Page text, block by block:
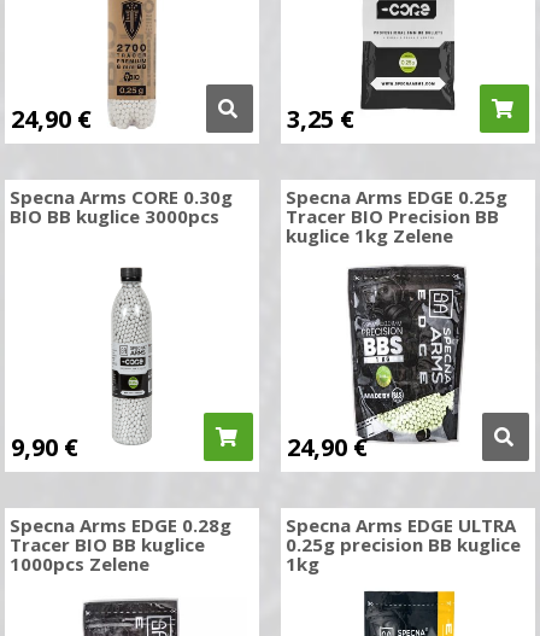
24,90 € 3,25 €
Specna Arms CORE 0.30g
BIO BB kuglice 3000pcs
9,90 €
Specna Arms EDGE 0.25g
Tracer BIO Precision BB
kuglice 1kg Zelene
24,90 €
Specna Arms EDGE 0.28g
Tracer BIO BB kuglice
1000pcs Zelene
Specna Arms EDGE ULTRA
0.25g precision BB kuglice
1kg